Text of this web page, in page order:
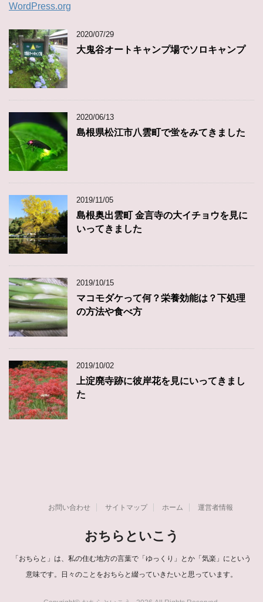
WordPress.org
2020/07/29
大鬼谷オートキャンプ場でソロキャンプ
2020/06/13
島根県松江市八雲町で蛍をみてきました
2019/11/05
島根奥出雲町 金言寺の大イチョウを見に
いってきました
2019/10/15
マコモダケって何？栄養効能は？下処理
の方法や食べ方
2019/10/02
上淀廃寺跡に彼岸花を見にいってきまし
た
お問い合わせ サイトマップ ホーム 運営者情報
おちらといこう
「おちらと」は、私の住む地方の言葉で「ゆっくり」とか「気楽」にという
意味です。日々のことをおちらと綴っていきたいと思っています。